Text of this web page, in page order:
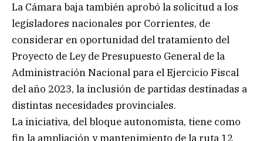
La Cámara baja también aprobó la solicitud a los
legisladores nacionales por Corrientes, de
considerar en oportunidad del tratamiento del
Proyecto de Ley de Presupuesto General de la
Administración Nacional para el Ejercicio Fiscal
del año 2023, la inclusión de partidas destinadas a
distintas necesidades provinciales.
La iniciativa, del bloque autonomista, tiene como
fin la ampliación y mantenimiento de la ruta 12